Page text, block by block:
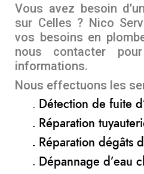
Vous avez besoin
sur Celles ? Nico
vos besoins en
nous contacter
informations.
Nous effectuons les
Détection de fuite
Réparation
Réparation dégâts
Dépannage d’eau